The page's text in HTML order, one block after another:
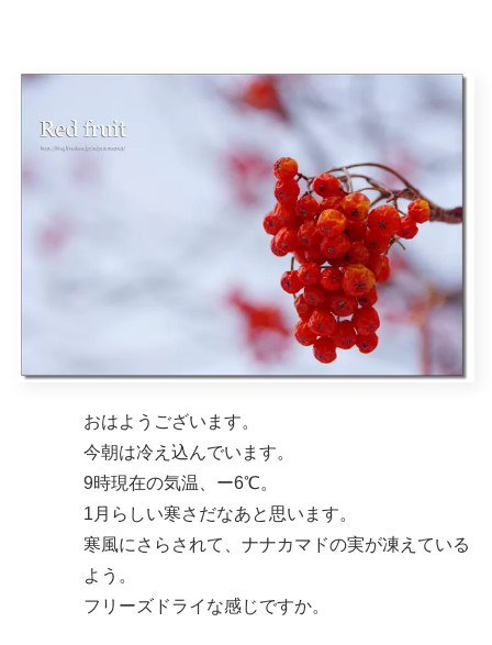
おはようございます。
今朝は冷え込んでいます。
9時現在の気温、ー6℃。
1月らしい寒さだなあと思います。
寒風にさらされて、ナナカマドの実が凍えている
よう。
フリーズドライな感じですか。